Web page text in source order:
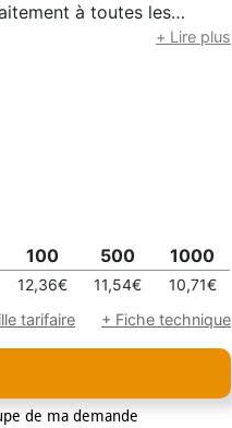
à toutes les
heures d’écoute. Avec
journée, à la maison
+ Lire plus
100 500
1000
12,36€ 11,54€
10,71€
tarifaire
+ Fiche technique
de ma demande